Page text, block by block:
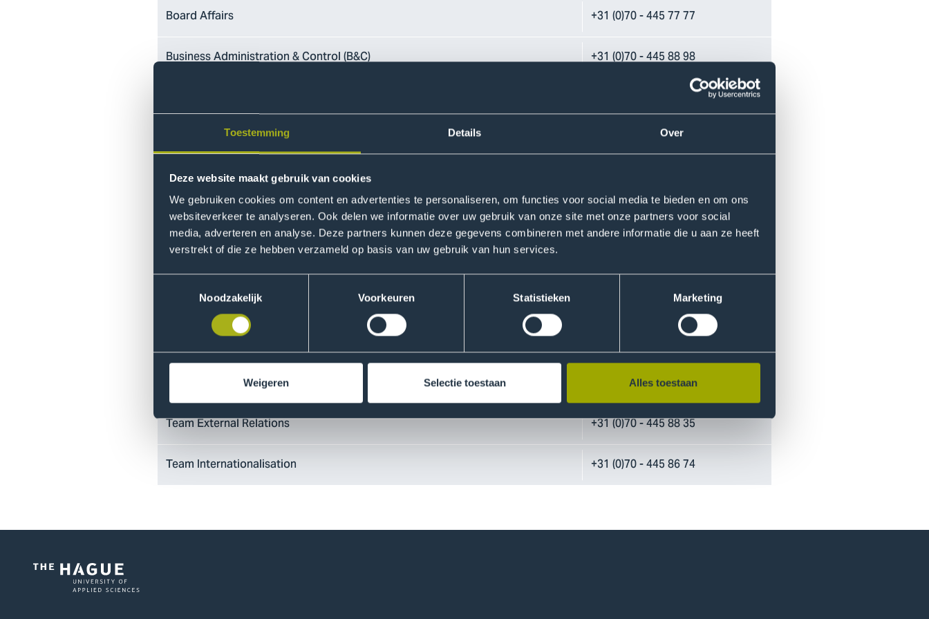
Toestemming Details Over
Deze website maakt gebruik van cookies
We gebruiken cookies om content en advertenties te personaliseren, om functies voor social media te bieden en om ons
websiteverkeer te analyseren. Ook delen we informatie over uw gebruik van onze site met onze partners voor social
media, adverteren en analyse. Deze partners kunnen deze gegevens combineren met andere informatie die u aan ze heeft
verstrekt of die ze hebben verzameld op basis van uw gebruik van hun services.
Noodzakelijk
Voorkeuren Statistieken Marketing
Weigeren Selectie toestaan Alles toestaan
Board Affairs
+31 (0)70 - 445 77 77
Business Administration & Control (B&C)
+31 (0)70 - 445 88 98
+31 (0)70 - 445 75 55
Facility Management Department (FB)
+31 (0)70 - 445 80 10
Human Resources Management (HRM)
Information & Technology Department
+31 (0)70 - 445 76 90
Information & Technology Department - Helpdesk
International Office
+31 (0)70 - 445 85 05
+31 (0)70 - 445 78 82
Student Enrolment Centre (CSI)
+31 (0)70 - 445 85 85
Team External Relations
+31 (0)70 - 445 88 35
Team Internationalisation
+31 (0)70 - 445 86 74